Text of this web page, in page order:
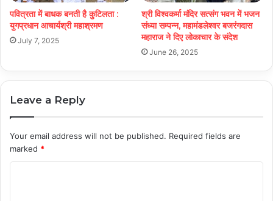
पवित्रता में बाधक बनती है कुटिलता :
युगप्रधान आचार्यश्री महाश्रमण
July 7, 2025
श्री विश्वकर्मा मंदिर सत्संग भवन में भजन
संध्या सम्पन्न, महामंडलेश्वर बजरंगदास
महाराज ने दिए लोकाचार के संदेश
June 26, 2025
Leave a Reply
Your email address will not be published. Required fields are
marked *